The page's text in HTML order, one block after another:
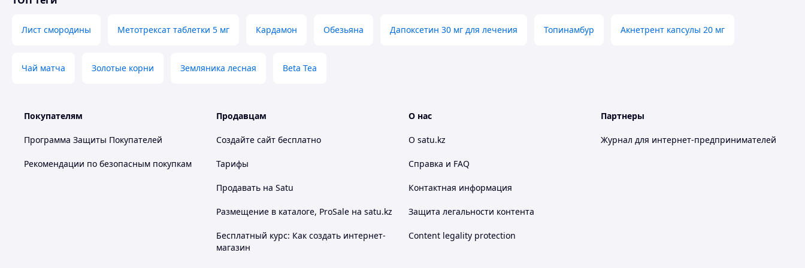
Премиальная упаковка – подходит для подарка или сервировки.
Лист смородины Метотрексат таблетки 5 мг Кардамон Обезьяна Дапоксетин 30 мг для лечения Топинамбур Акнетрент капсулы 20 мг
Чай матча Золотые корни Земляника лесная Beta Tea
Покупателям
Программа Защиты Покупателей
Рекомендации по безопасным покупкам
Продавцам
Создайте сайт бесплатно
Тарифы
Продавать на Satu
Размещение в каталоге, ProSale на satu.kz
Бесплатный курс: Как создать интернет-
магазин
О нас
О satu.kz
Справка и FAQ
Контактная информация
Защита легальности контента
Content legality protection
Партнеры
Журнал для интернет-предпринимателей